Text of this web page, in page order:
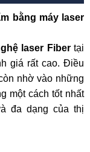
bằng máy laser
laser Fibertại
giá rất cao. Điều
nhờ vào những
một cách tốt nhất
đa dạng của thị